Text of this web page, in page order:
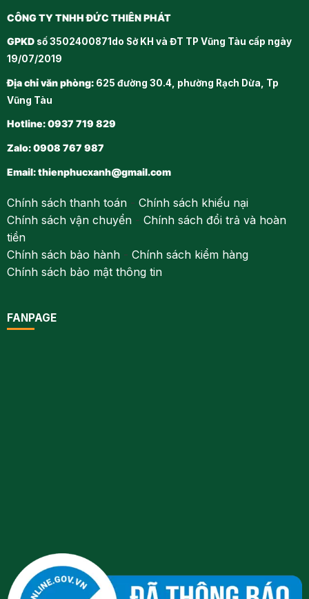
CÔNG TY TNHH ĐỨC THIÊN PHÁT
GPKDsố 3502400871do Sở KH và ĐT TP Vũng Tàu cấp ngày
19/07/2019
Địa chỉ văn phòng:625 đường 30.4, phường Rạch Dừa, Tp
Vũng Tàu
Hotline: 0937 719 829
Zalo: 0908 767 987
Email:thienphucxanh@gmail.com
Chính sách thanh toán- Chính sách khiếu nại
Chính sách vận chuyển- Chính sách đổi trả và hoàn
tiền
Chính sách bảo hành- Chính sách kiểm hàng
Chính sách bảo mật thông tin
FANPAGE